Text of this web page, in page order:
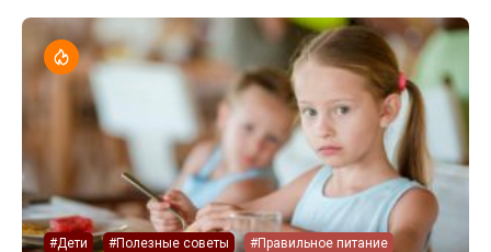
#Дети #Полезные советы #Правильное питание